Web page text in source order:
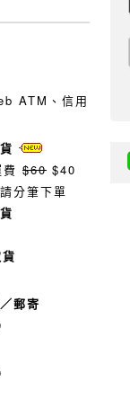
ATM、信用
$60 $40
分筆下單
郵寄